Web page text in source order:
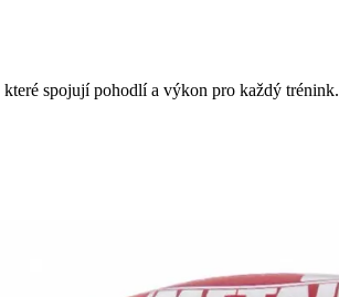
spojují pohodlí a výkon pro každý trénink.